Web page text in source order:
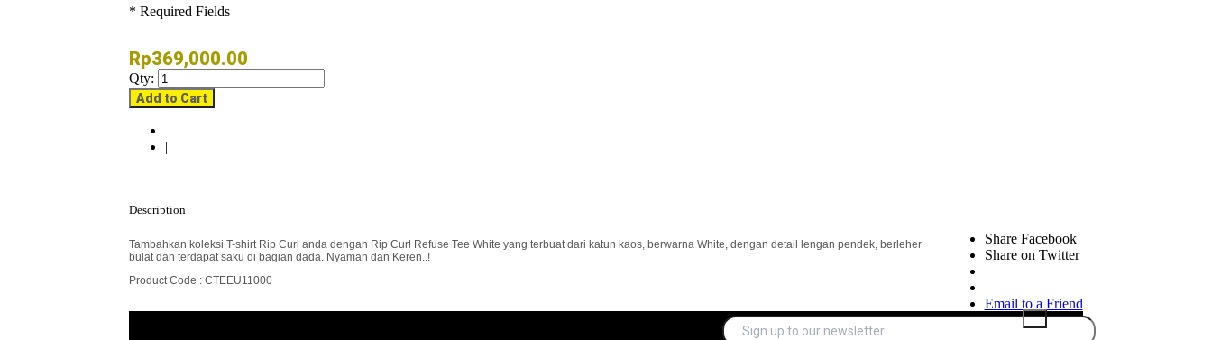
* Required Fields
Rp369,000.00
Qty:
Add to Cart
|
Share Facebook
Share on Twitter
Email to a Friend
Description
Tambahkan koleksi T-shirt Rip Curl anda dengan Rip Curl Refuse Tee White yang terbuat dari katun kaos, berwarna White, dengan detail lengan pendek, berleher
bulat dan terdapat saku di bagian dada. Nyaman dan Keren..!
Product Code : CTEEU11000